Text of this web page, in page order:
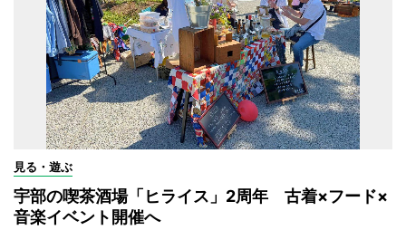
見る・遊ぶ
宇部の喫茶酒場「ヒライス」2周年 古着×フード×
音楽イベント開催へ